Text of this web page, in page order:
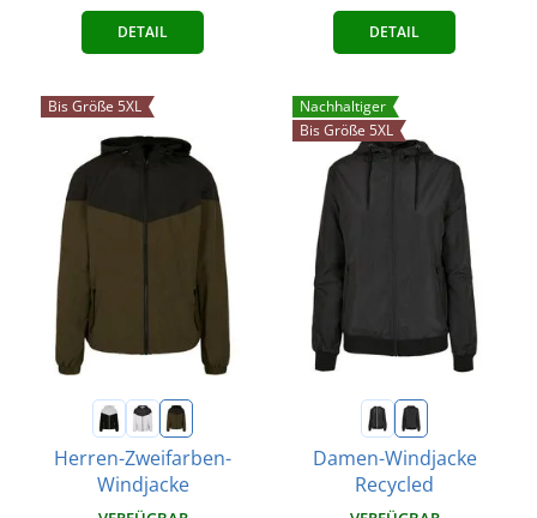
DETAIL DETAIL
Bis Größe 5XL
Herren-Zweifarben-
Windjacke
Nachhaltiger
Bis Größe 5XL
Damen-Windjacke
Recycled